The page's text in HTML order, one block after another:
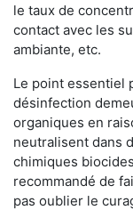
le taux de
contact avec les
ambiante, etc.
Le point essentiel
désinfection
organiques en
neutralisent dans
chimiques
recommandé de
pas oublier le